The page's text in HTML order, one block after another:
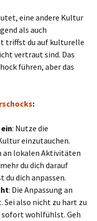
eine andere Kultur
als auch
triffst du auf kulturelle
vertraut sind. Das
führen, aber das
:
: Nutze die
einzutauchen.
an lokalen Aktivitäten
du dich darauf
dich anpassen.
: Die Anpassung an
Sei also nicht zu hart zu
sofort wohlfühlst. Geh